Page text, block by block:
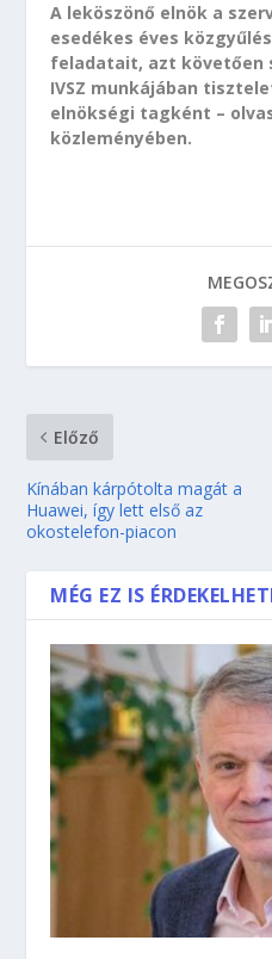
A leköszönő elnök a
esedékes éves
feladatait, azt követően
IVSZ munkájában
elnökségi tagként –
közleményében.
Előző
Kínában kárpótolta magát a
Huawei, így lett első az
okostelefon-piacon
MÉG EZ IS